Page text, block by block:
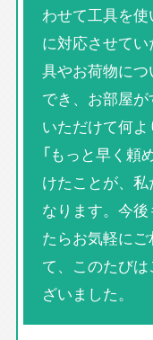
わせて工具を
に対応させて
具やお荷物に
でき、お部屋
いただけて何よ
「もっと早く頼
けたことが、
なります。今
たらお気軽に
て、このたび
ざいました。